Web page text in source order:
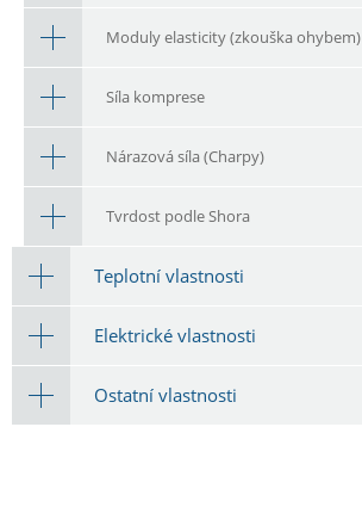
Moduly elasticity (zkouška ohybem)
Síla komprese
Nárazová síla (Charpy)
Tvrdost podle Shora
Teplotní vlastnosti
Elektrické vlastnosti
Ostatní vlastnosti